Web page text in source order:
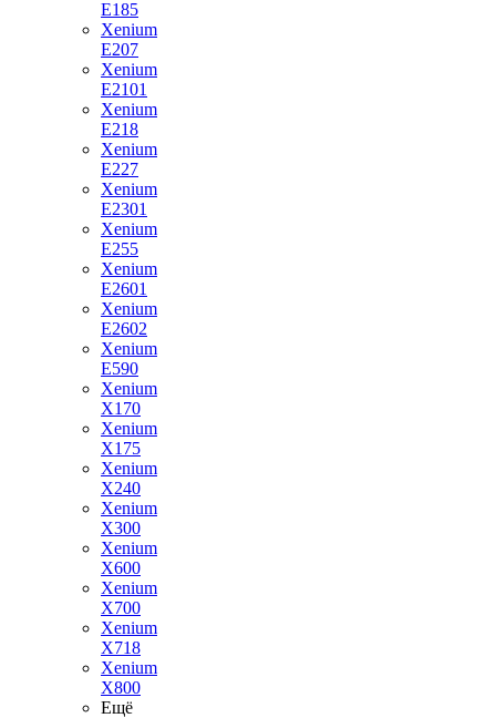
E185
Xenium
E207
Xenium
E2101
Xenium
E218
Xenium
E227
Xenium
E2301
Xenium
E255
Xenium
E2601
Xenium
E2602
Xenium
E590
Xenium
X170
Xenium
X175
Xenium
X240
Xenium
X300
Xenium
X600
Xenium
X700
Xenium
X718
Xenium
X800
Ещё